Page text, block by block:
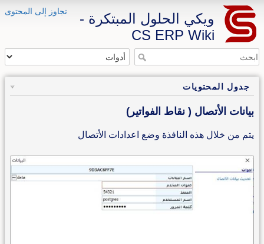
تجاوز إلى المحتوى
ويكي الحلول المبتكرة -
CS ERP Wiki
جدول المحتويات
بيانات الأتصال ( نقاط الفواتير)
يتم من خلال هذه النافذة وضع اعدادات الأتصال